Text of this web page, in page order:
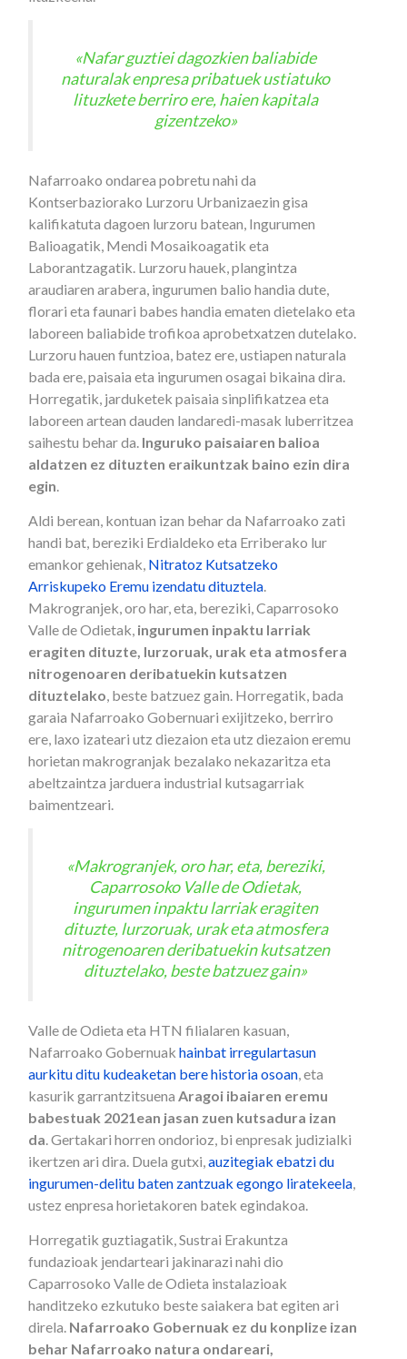
«Nafar guztiei dagozkien baliabide
naturalak enpresa pribatuek ustiatuko
lituzkete berriro ere, haien kapitala
gizentzeko»
Nafarroako ondarea pobretu nahi da
Kontserbaziorako Lurzoru Urbanizaezin gisa
kalifikatuta dagoen lurzoru batean, Ingurumen
Balioagatik, Mendi Mosaikoagatik eta
Laborantzagatik. Lurzoru hauek, plangintza
araudiaren arabera, ingurumen balio handia dute,
florari eta faunari babes handia ematen dietelako eta
laboreen baliabide trofikoa aprobetxatzen dutelako.
Lurzoru hauen funtzioa, batez ere, ustiapen naturala
bada ere, paisaia eta ingurumen osagai bikaina dira.
Horregatik, jarduketek paisaia sinplifikatzea eta
laboreen artean dauden landaredi-masak luberritzea
saihestu behar da. Inguruko paisaiaren balioa
aldatzen ez dituzten eraikuntzak baino ezin dira
egin.
Aldi berean, kontuan izan behar da Nafarroako zati
handi bat, bereziki Erdialdeko eta Erriberako lur
emankor gehienak, Nitratoz Kutsatzeko
Arriskupeko Eremu izendatu dituztela.
Makrogranjek, oro har, eta, bereziki, Caparrosoko
Valle de Odietak, ingurumen inpaktu larriak
eragiten dituzte, lurzoruak, urak eta atmosfera
nitrogenoaren deribatuekin kutsatzen
dituztelako, beste batzuez gain. Horregatik, bada
garaia Nafarroako Gobernuari exijitzeko, berriro
ere, laxo izateari utz diezaion eta utz diezaion eremu
horietan makrogranjak bezalako nekazaritza eta
abeltzaintza jarduera industrial kutsagarriak
baimentzeari.
«Makrogranjek, oro har, eta, bereziki,
Caparrosoko Valle de Odietak,
ingurumen inpaktu larriak eragiten
dituzte, lurzoruak, urak eta atmosfera
nitrogenoaren deribatuekin kutsatzen
dituztelako, beste batzuez gain»
Valle de Odieta eta HTN filialaren kasuan,
Nafarroako Gobernuak hainbat irregulartasun
aurkitu ditu kudeaketan bere historia osoan, eta
kasurik garrantzitsuena Aragoi ibaiaren eremu
babestuak 2021ean jasan zuen kutsadura izan
da. Gertakari horren ondorioz, bi enpresak judizialki
ikertzen ari dira. Duela gutxi,auzitegiak ebatzi du
ingurumen-delitu baten zantzuak egongo liratekeela,
ustez enpresa horietakoren batek egindakoa.
Horregatik guztiagatik, Sustrai Erakuntza
fundazioak jendarteari jakinarazi nahi dio
Caparrosoko Valle de Odieta instalazioak
handitzeko ezkutuko beste saiakera bat egiten ari
direla. Nafarroako Gobernuak ez du konplize izan
behar Nafarroako natura ondareari,